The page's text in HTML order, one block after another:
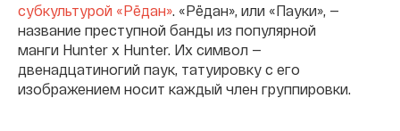
субкультурой «Рёдан» . «Рёдан», или «Пауки», —
название преступной банды из популярной
манги Hunter x Hunter. Их символ —
двенадцатиногий паук, татуировку с его
изображением носит каждый член группировки.